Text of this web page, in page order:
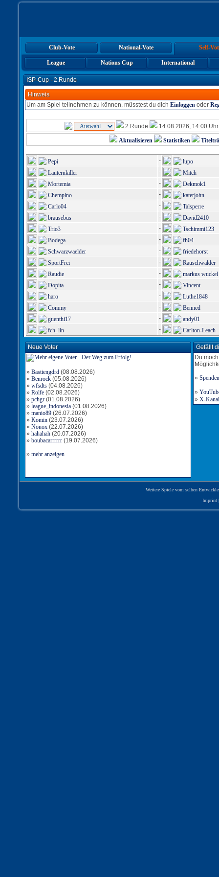
Club-Vote National-Vote Self-
League Nations Cup International
ISP-Cup - 2.Runde
Hinweis
Um am Spiel teilnehmen zu können, müsstest du dich Einloggen oder
2.Runde 14.08.2026, 14:00
Aktualisieren Statistiken
Pepi -
lupo
Lauternkiller
-
Mitch
Mortemia
-
Dekmok1
Chempino
-
katerjohn
Carlo04
-
Talsperre
brausebus
-
David2410
Trio3
-
Tschimmi123
Bodega
-
fh04
Schwarzwaelder
-
friedehorst
SportFrei
-
Rauschwalder
Raudie
- markus wuckel
Dopita
-
Vincent
haro
-
Luthe1848
Commy
-
Benned
guenthi17
-
andy01
fch_lin
- Carlton-Leach
Neue Voter
» Bastiengdrd (08.08.2026)
» Benrock (05.08.2026)
» wfsdts (04.08.2026)
» Rolfe (02.08.2026)
» pchgr (01.08.2026)
» league_indonesia (01.08.2026)
» manio89 (26.07.2026)
» Komin (23.07.2026)
» Nonox (22.07.2026)
» hahahah (20.07.2026)
» boubacarrrrrr (19.07.2026)
» mehr anzeigen
Gefällt
Du
» Spenden
»
» X-
Weitere Spiele vom selben
Imprint